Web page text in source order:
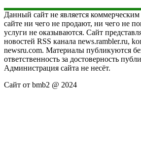
Данный сайт не является
сайте ни чего не продают, ни чего не
услуги не оказываются. Сайт
новостей RSS канала news.rambler.ru,
newsru.com. Материалы публикуются
ответственность за достоверность
Администрация сайта не несёт.
Сайт от bmb2 @ 2024